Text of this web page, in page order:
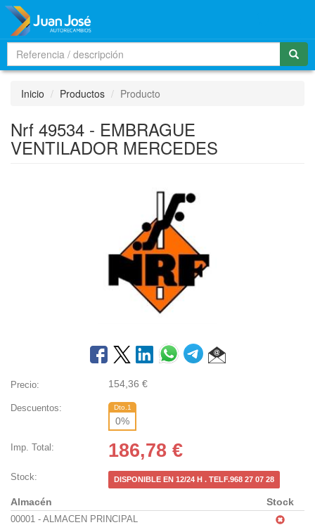
Inicio Productos Producto
Nrf 49534 - EMBRAGUE
VENTILADOR MERCEDES
Precio: 154,36 €
Descuentos: Dto.1
0%
Imp. Total: 186,78 €
Stock: DISPONIBLE EN 12/24 H . TELF.968 27 07 28
Almacén Stock
00001 - ALMACEN PRINCIPAL